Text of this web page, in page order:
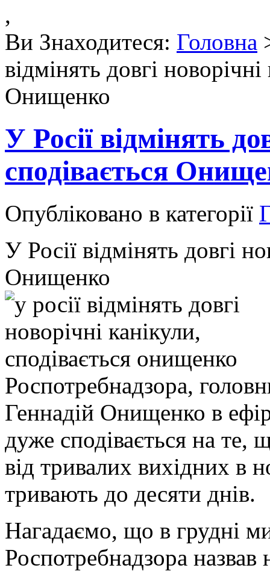
,
Ви Знаходитеся: Головна
відмінять довгі
Онищенко
У Росії відмінять
сподівається
Опубліковано в категорії
У Росії відмінять довгі
Онищенко
Роспотребнадзора,
Геннадій Онищенко в
дуже сподівається на те,
від тривалих вихідних в
тривають до десяти днів.
Нагадаємо, що в грудні
Роспотребнадзора назвав